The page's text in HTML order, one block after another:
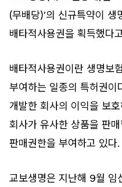
(무배당)’의 신규특약이
배타적사용권을 획득했다
배타적사용권이란 생명보
부여하는 일종의 특허권이
개발한 회사의 이익을 보
회사가 유사한 상품을 판
판매권한을 부여하고 있다.
교보생명은 지난해 9월 임